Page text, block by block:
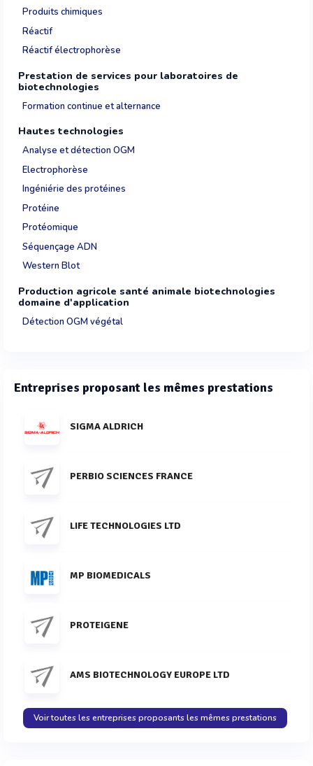
Produits chimiques
Réactif
Réactif électrophorèse
Prestation de services pour laboratoires de
biotechnologies
Formation continue et alternance
Hautes technologies
Analyse et détection OGM
Electrophorèse
Ingéniérie des protéines
Protéine
Protéomique
Séquençage ADN
Western Blot
Production agricole santé animale biotechnologies
domaine d'application
Détection OGM végétal
Entreprises proposant les mêmes prestations
SIGMA ALDRICH
PERBIO SCIENCES FRANCE
LIFE TECHNOLOGIES LTD
MP BIOMEDICALS
PROTEIGENE
AMS BIOTECHNOLOGY EUROPE LTD
Voir toutes les entreprises proposants les mêmes prestations